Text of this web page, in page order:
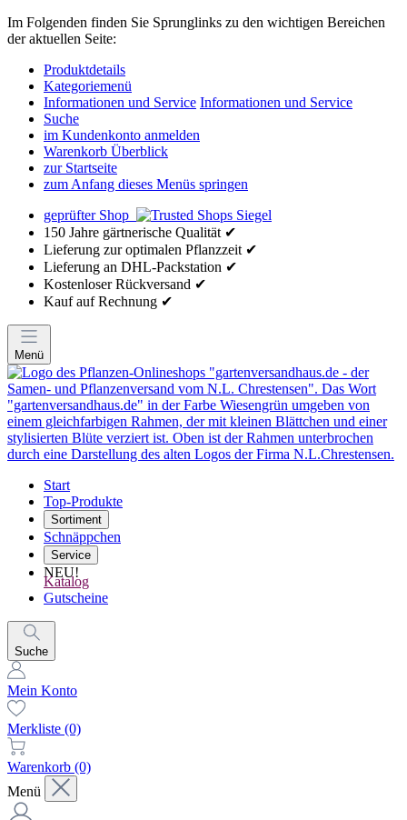
Im Folgenden finden Sie Sprunglinks zu den wichtigen Bereichen
der aktuellen Seite:
Produktdetails
Kategoriemenü
Informationen und Service Informationen und Service
Suche
im Kundenkonto anmelden
Warenkorb Überblick
zur Startseite
zum Anfang dieses Menüs springen
geprüfter Shop
150 Jahre gärtnerische Qualität ✔
Lieferung zur optimalen Pflanzzeit ✔
Lieferung an DHL-Packstation ✔
Kostenloser Rückversand ✔
Kauf auf Rechnung ✔
Menü
Start
Top-Produkte
Sortiment
Schnäppchen
Service
NEU!
Katalog
Gutscheine
Suche
Mein Konto
Merkliste (0)
Warenkorb (0)
Menü